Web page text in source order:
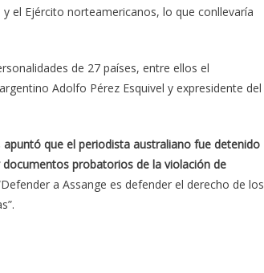
el Ejército norteamericanos, lo que conllevaría
de 27 países, entre ellos el
Adolfo Pérez Esquivel y expresidente del
que el periodista australiano fue detenido
probatorios de la violación de
a Assange es defender el derecho de los